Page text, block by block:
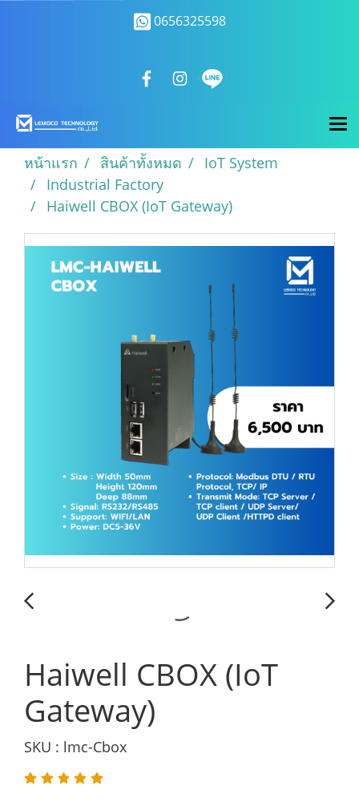
0656325598
หน้าแรก สินค้าทั้งหมด
IoT System
Industrial Factory
Haiwell CBOX (IoT Gateway)
Haiwell CBOX (IoT
Gateway)
SKU : lmc-Cbox